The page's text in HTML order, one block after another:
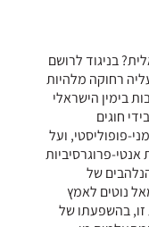
בניגוד לרושם
רחוקה מלהיות
בימין הישראלי
חוגים
פופוליסטי, ועל
אנטי-פרוגרסיביות
הנלהבים של
נוטים לאמץ
זו, בהשפעתו של